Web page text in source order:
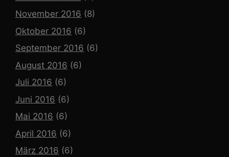
November 2016 (8)
Oktober 2016 (6)
September 2016 (6)
August 2016 (6)
Juli 2016 (6)
Juni 2016 (6)
Mai 2016 (6)
April 2016 (6)
März 2016 (6)